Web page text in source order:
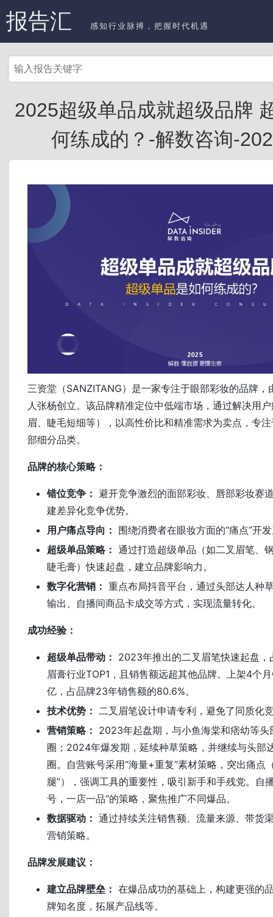
报告汇 感知行业脉搏，把握时代机遇
2025超级单品成就超级品牌
何练成的？-解数咨询-
三资堂（SANZITANG）是一家专注于眼部彩妆的品牌，
人张杨创立。该品牌精准定位中低端市场，通过解决用
眉、睫毛短细等），以高性价比和精准需求为卖点，专
部细分品类。
品牌的核心策略：
错位竞争： 避开竞争激烈的面部彩妆、唇部彩妆赛
建差异化竞争优势。
用户痛点导向： 围绕消费者在眼妆方面的“痛点”开
超级单品策略： 通过打造超级单品（如二叉眉笔、
睫毛膏）快速起盘，建立品牌影响力。
数字化营销： 重点布局抖音平台，通过头部达人种
输出、自播间商品卡成交等方式，实现流量转化。
成功经验：
超级单品带动： 2023年推出的二叉眉笔快速起盘
眉膏行业TOP1，且销售额远超其他品牌。上架4个
亿，占品牌23年销售额的80.6%。
技术优势：
二叉眉笔设计申请专利，避免了同质化
营销策略： 2023年起盘期，与小鱼海棠和痞幼等头
圈；2024年爆发期，延续种草策略，并继续与头部
圈。自营账号采用“海量+重复”素材策略，突出痛点
腿”），强调工具的重要性，吸引新手和手残党。自
号，一店一品”的策略，聚焦推广不同爆品。
数据驱动： 通过持续关注销售额、流量来源、带货
营销策略。
品牌发展建议：
建立品牌壁垒： 在爆品成功的基础上，构建更强的
牌知名度，拓展产品线等。